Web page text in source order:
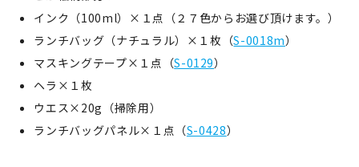
お買い物ガイド
よくある質問
お問い合わせ
インク（100ml）×１点（２７色からお選び頂けます。）
ランチバッグ（ナチュラル）×１枚（S-0018m）
マスキングテープ×１点（S-0129）
ヘラ×１枚
ウエス×20g（掃除用）
ランチバッグパネル×１点（S-0428）